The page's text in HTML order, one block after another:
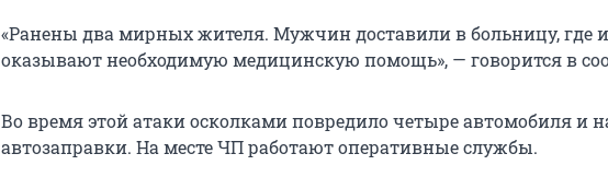
«Ранены два мирных жителя. Мужчин доставили в больницу, где
оказывают необходимую медицинскую помощь», — говорится в
Во время этой атаки осколками повредило четыре автомобиля и
автозаправки. На месте ЧП работают оперативные службы.